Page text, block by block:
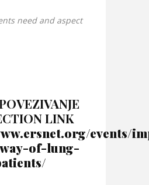
need and aspect
LINK
events/
of-lung-